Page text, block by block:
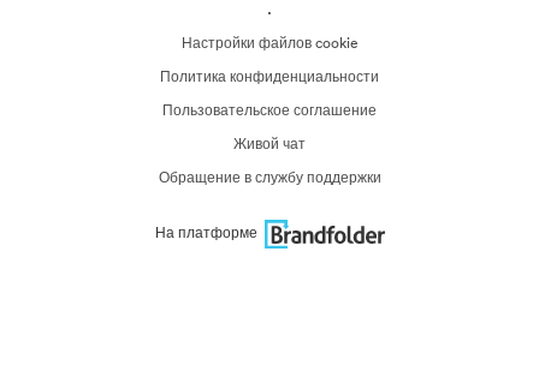
·
Настройки файлов cookie
Политика конфиденциальности
Пользовательское соглашение
Живой чат
Обращение в службу поддержки
На платформе